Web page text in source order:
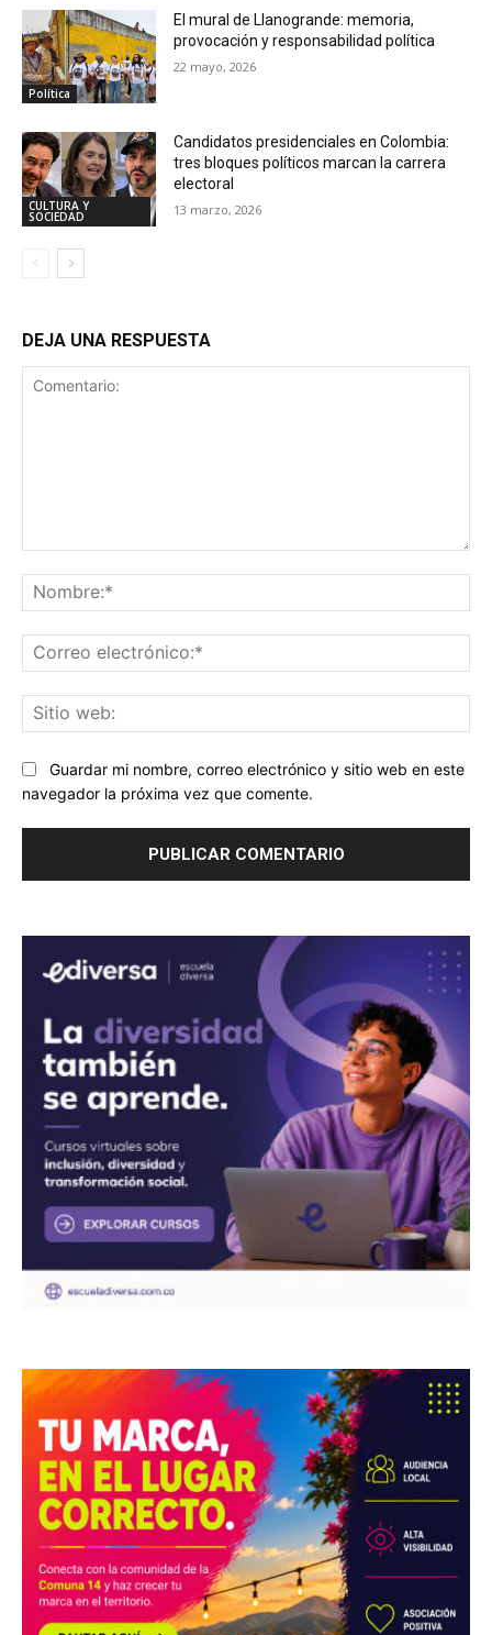
Política
El mural de Llanogrande: memoria,
provocación y responsabilidad política
22 mayo, 2026
CULTURA Y
SOCIEDAD
Candidatos presidenciales en Colombia:
tres bloques políticos marcan la carrera
electoral
13 marzo, 2026
DEJA UNA RESPUESTA
Guardar mi nombre, correo electrónico y sitio web en este
navegador la próxima vez que comente.